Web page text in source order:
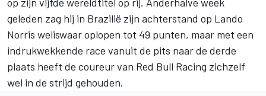
geleden zag hij in Brazilië zijn achterstand op Lando
Norris weliswaar oplopen tot 49 punten, maar met een
indrukwekkende race vanuit de pits naar de derde
plaats heeft de coureur van Red Bull Racing zichzelf
wel in de strijd gehouden.